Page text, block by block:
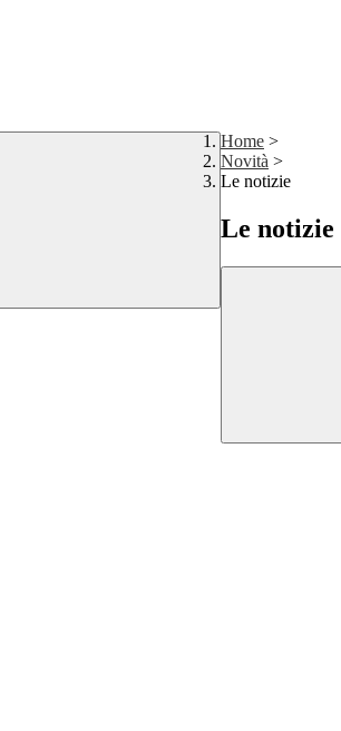
Home >
Novità >
Le notizie
Le notizie